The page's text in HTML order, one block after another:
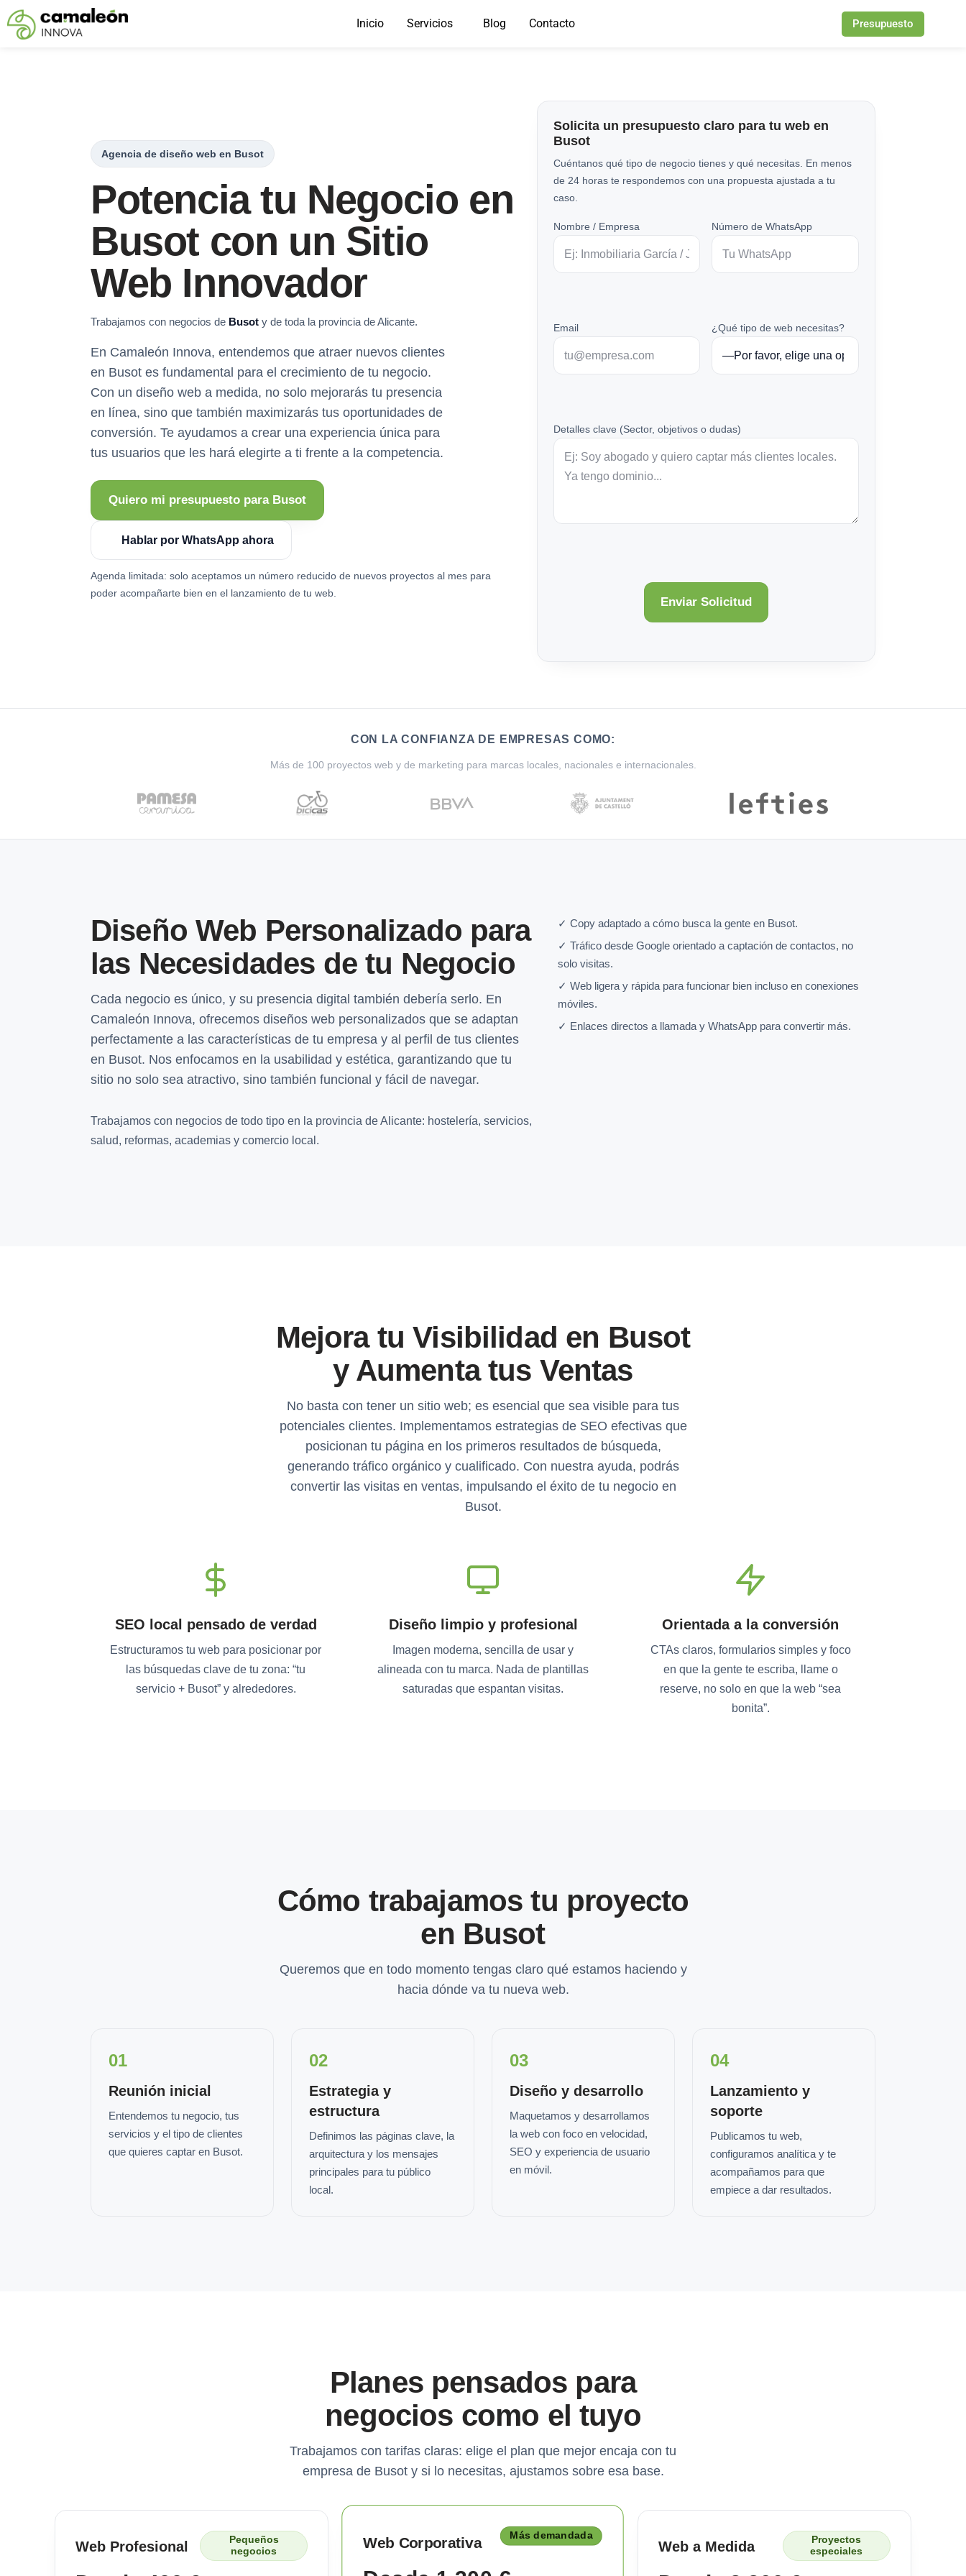
Saltar
Inicio Servicios Blog Contacto Presupuesto
Agencia de diseño web en Busot
Potencia tu Negocio en
Busot con un Sitio
Web Innovador
Trabajamos con negocios de Busot y de toda la provincia de Alicante.
En Camaleón Innova, entendemos que atraer nuevos clientes
en Busot es fundamental para el crecimiento de tu negocio.
Con un diseño web a medida, no solo mejorarás tu presencia
en línea, sino que también maximizarás tus oportunidades de
conversión. Te ayudamos a crear una experiencia única para
tus usuarios que les hará elegirte a ti frente a la competencia.
Quiero mi presupuesto para Busot
Hablar por WhatsApp ahora
Agenda limitada: solo aceptamos un número reducido de nuevos proyectos al mes para
poder acompañarte bien en el lanzamiento de tu web.
Solicita un presupuesto claro para tu web en
Busot
Cuéntanos qué tipo de negocio tienes y qué necesitas. En menos
de 24 horas te respondemos con una propuesta ajustada a tu
caso.
Nombre / Empresa Número de WhatsApp
Email ¿Qué tipo de web necesitas?
Detalles clave (Sector, objetivos o dudas)
CON LA CONFIANZA DE EMPRESAS COMO:
Más de 100 proyectos web y de marketing para marcas locales, nacionales e internacionales.
Diseño Web Personalizado para
las Necesidades de tu Negocio
Cada negocio es único, y su presencia digital también debería serlo. En
Camaleón Innova, ofrecemos diseños web personalizados que se adaptan
perfectamente a las características de tu empresa y al perfil de tus clientes
en Busot. Nos enfocamos en la usabilidad y estética, garantizando que tu
sitio no solo sea atractivo, sino también funcional y fácil de navegar.
Trabajamos con negocios de todo tipo en la provincia de Alicante: hostelería, servicios,
salud, reformas, academias y comercio local.
✓ Copy adaptado a cómo busca la gente en Busot.
✓ Tráfico desde Google orientado a captación de contactos, no
solo visitas.
✓ Web ligera y rápida para funcionar bien incluso en conexiones
móviles.
✓ Enlaces directos a llamada y WhatsApp para convertir más.
Mejora tu Visibilidad en Busot
y Aumenta tus Ventas
No basta con tener un sitio web; es esencial que sea visible para tus
potenciales clientes. Implementamos estrategias de SEO efectivas que
posicionan tu página en los primeros resultados de búsqueda,
generando tráfico orgánico y cualificado. Con nuestra ayuda, podrás
convertir las visitas en ventas, impulsando el éxito de tu negocio en
Busot.
SEO local pensado de verdad
Estructuramos tu web para posicionar por
las búsquedas clave de tu zona: “tu
servicio + Busot” y alrededores.
Diseño limpio y profesional
Imagen moderna, sencilla de usar y
alineada con tu marca. Nada de plantillas
saturadas que espantan visitas.
Orientada a la conversión
CTAs claros, formularios simples y foco
en que la gente te escriba, llame o
reserve, no solo en que la web “sea
bonita”.
Cómo trabajamos tu proyecto
en Busot
Queremos que en todo momento tengas claro qué estamos haciendo y
hacia dónde va tu nueva web.
01
Reunión inicial
Entendemos tu negocio, tus
servicios y el tipo de clientes
que quieres captar en Busot.
02
Estrategia y
estructura
Definimos las páginas clave, la
arquitectura y los mensajes
principales para tu público
local.
03
Diseño y desarrollo
Maquetamos y desarrollamos
la web con foco en velocidad,
SEO y experiencia de usuario
en móvil.
04
Lanzamiento y
soporte
Publicamos tu web,
configuramos analítica y te
acompañamos para que
empiece a dar resultados.
Planes pensados para
negocios como el tuyo
Trabajamos con tarifas claras: elige el plan que mejor encaja con tu
empresa de Busot y si lo necesitas, ajustamos sobre esa base.
Web Profesional
Pequeños
negocios
Web Corporativa Más demandada
Web a Medida
Proyectos
especiales